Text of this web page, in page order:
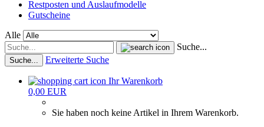
Restposten und Auslaufmodelle
Gutscheine
Alle
Suche...
Suche... Erweiterte Suche
Ihr Warenkorb
0,00 EUR
Sie haben noch keine Artikel in Ihrem Warenkorb.